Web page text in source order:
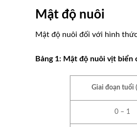
Mật độ nuôi
Mật độ nuôi đối với hình
Bảng 1: Mật độ nuôi vịt biển
Giai đoạn tuổi
0 – 1